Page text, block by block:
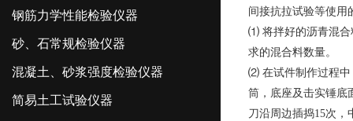
间接抗拉试验等使用
⑴ 将拌好的沥青混合
求的混合料数量。
⑵ 在试件制作过程中
筒，底座及击实锤底
刀沿周边插捣15次，
钢筋力学性能检验仪器
砂、石常规检验仪器
混凝土、砂浆强度检验仪器
简易土工试验仪器